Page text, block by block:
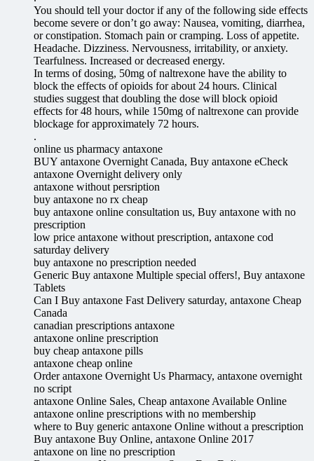
You should tell your doctor if any of the following side effects
become severe or don’t go away: Nausea, vomiting, diarrhea,
or constipation. Stomach pain or cramping. Loss of appetite.
Headache. Dizziness. Nervousness, irritability, or anxiety.
Tearfulness. Increased or decreased energy.
In terms of dosing, 50mg of naltrexone have the ability to
block the effects of opioids for about 24 hours. Clinical
studies suggest that doubling the dose will block opioid
effects for 48 hours, while 150mg of naltrexone can provide
blockage for approximately 72 hours.
.
online us pharmacy antaxone
BUY antaxone Overnight Canada, Buy antaxone eCheck
antaxone Overnight delivery only
antaxone without persription
buy antaxone no rx cheap
buy antaxone online consultation us, Buy antaxone with no
prescription
low price antaxone without prescription, antaxone cod
saturday delivery
buy antaxone no prescription needed
Generic Buy antaxone Multiple special offers!, Buy antaxone
Tablets
Can I Buy antaxone Fast Delivery saturday, antaxone Cheap
Canada
canadian prescriptions antaxone
antaxone online prescription
buy cheap antaxone pills
antaxone cheap online
Order antaxone Overnight Us Pharmacy, antaxone overnight
no script
antaxone Online Sales, Cheap antaxone Available Online
antaxone online prescriptions with no membership
where to Buy generic antaxone Online without a prescription
Buy antaxone Buy Online, antaxone Online 2017
antaxone on line no prescription